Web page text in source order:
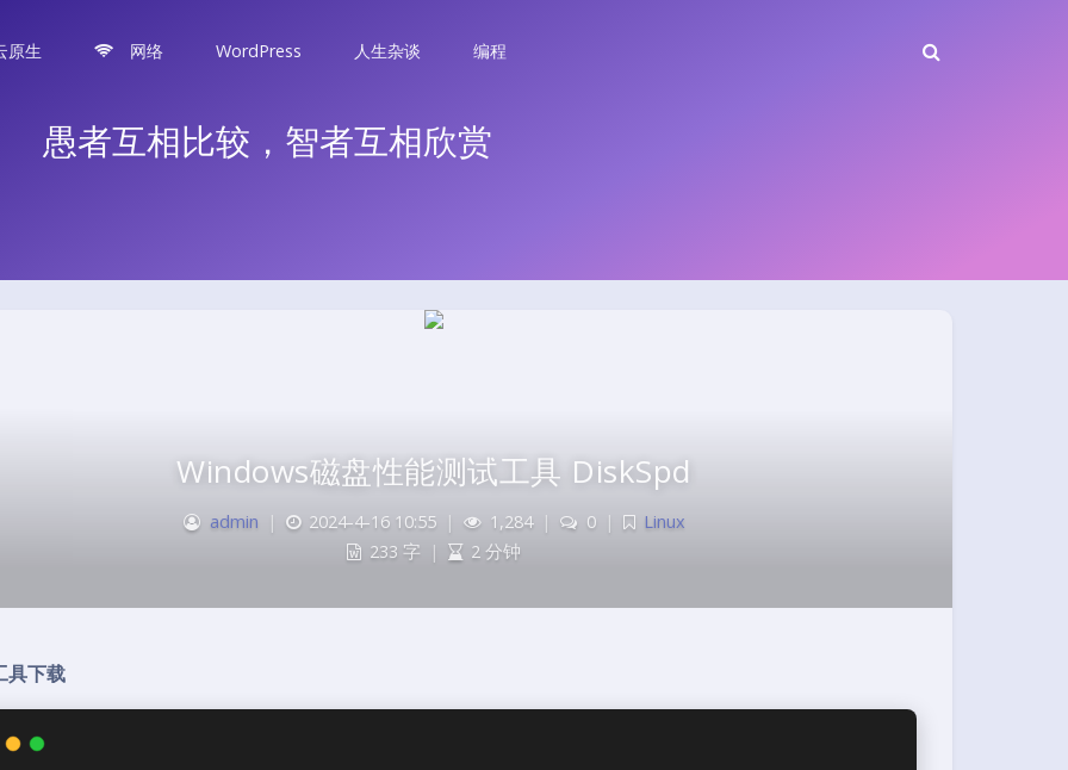
原生 网络 WordPress 人生杂谈 编程
愚者互相比较，智者互相欣赏
Windows磁盘性能测试工具 DiskSpd
admin | 2024-4-16 10:55 | 1,284 | 0 |
Linux
233 字
| 2 分钟
具下载